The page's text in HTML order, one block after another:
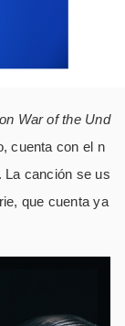
War of the Und
cuenta con el n
canción se us
que cuenta ya